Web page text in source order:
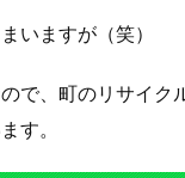
いますが（笑）
で、町のリサイク
す。